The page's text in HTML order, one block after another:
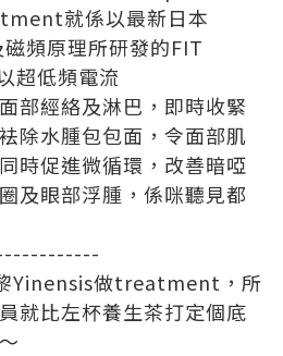
就係以最新日本
頻原理所研發的FIT
超低頻電流
部經絡及淋巴，即時收緊
除水腫包包面，令面部肌
時促進微循環，改善暗啞
及眼部浮腫，係咪聽見都
Yinensis做treatment，所
就比左杯養生茶打定個底